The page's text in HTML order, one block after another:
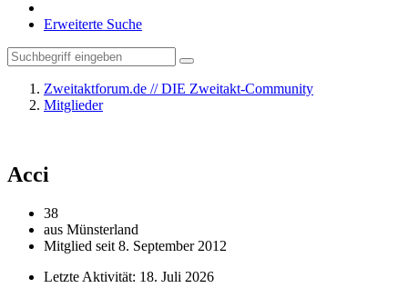
Erweiterte Suche
Zweitaktforum.de // DIE Zweitakt-Community
Mitglieder
Acci
38
aus Münsterland
Mitglied seit 8. September 2012
Letzte Aktivität: 18. Juli 2026